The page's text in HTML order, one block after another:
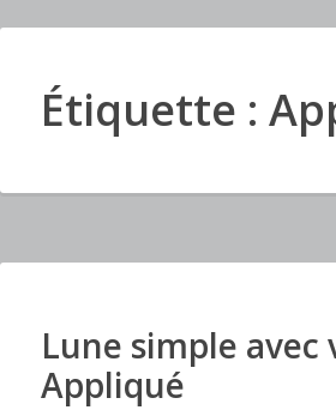
Étiquette :
I
m
Lune simple avec
Appliqué